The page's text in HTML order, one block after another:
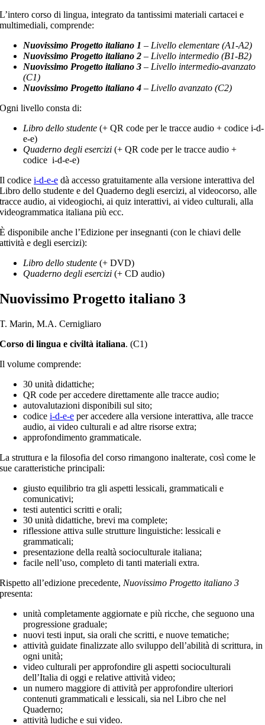
L’intero corso di lingua, integrato da tantissimi materiali cartacei e
multimediali, comprende:
Nuovissimo Progetto italiano 1 – Livello elementare (A1-A2)
Nuovissimo Progetto italiano 2 – Livello intermedio (B1-B2)
Nuovissimo Progetto italiano 3 – Livello intermedio-avanzato
(C1)
Nuovissimo Progetto italiano 4 – Livello avanzato (C2)
Ogni livello consta di:
Libro dello studente (+ QR code per le tracce audio + codice i-d-
e-e)
Quaderno degli esercizi (+ QR code per le tracce audio +
codice i-d-e-e)
Il codicei-d-e-e dà accesso gratuitamente alla versione interattiva del
Libro dello studente e del Quaderno degli esercizi, al videocorso, alle
tracce audio, ai videogiochi, ai quiz interattivi, ai video culturali, alla
videogrammatica italiana più ecc.
È disponibile anche l’Edizione per insegnanti (con le chiavi delle
attività e degli esercizi):
Libro dello studente (+ DVD)
Quaderno degli esercizi (+ CD audio)
Nuovissimo Progetto italiano 3
T. Marin, M.A. Cernigliaro
Corso di lingua e civiltà italiana. (C1)
Il volume comprende:
30 unità didattiche;
QR code per accedere direttamente alle tracce audio;
autovalutazioni disponibili sul sito;
codicei-d-e-e per accedere alla versione interattiva, alle tracce
audio, ai video culturali e ad altre risorse extra;
approfondimento grammaticale.
La struttura e la filosofia del corso rimangono inalterate, così come le
sue caratteristiche principali:
giusto equilibrio tra gli aspetti lessicali, grammaticali e
comunicativi;
testi autentici scritti e orali;
30 unità didattiche, brevi ma complete;
riflessione attiva sulle strutture linguistiche: lessicali e
grammaticali;
presentazione della realtà socioculturale italiana;
facile nell’uso, completo di tanti materiali extra.
Rispetto all’edizione precedente, Nuovissimo Progetto italiano 3
presenta:
unità completamente aggiornate e più ricche, che seguono una
progressione graduale;
nuovi testi input, sia orali che scritti, e nuove tematiche;
attività guidate finalizzate allo sviluppo dell’abilità di scrittura, in
ogni unità;
video culturali per approfondire gli aspetti socioculturali
dell’Italia di oggi e relative attività video;
un numero maggiore di attività per approfondire ulteriori
contenuti grammaticali e lessicali, sia nel Libro che nel
Quaderno;
attività ludiche e sui video.